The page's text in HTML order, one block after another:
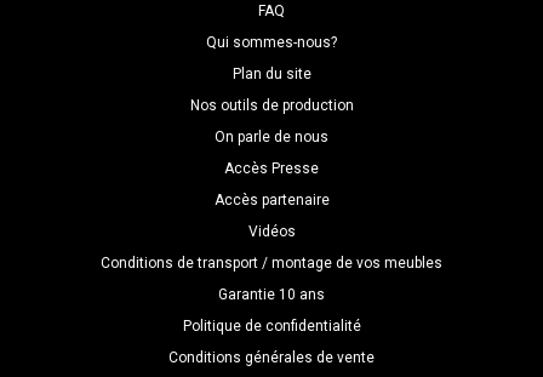
FAQ
Qui sommes-nous?
Plan du site
Nos outils de production
On parle de nous
Accès Presse
Accès partenaire
Vidéos
Conditions de transport / montage de vos meubles
Garantie 10 ans
Politique de confidentialité
Conditions générales de vente